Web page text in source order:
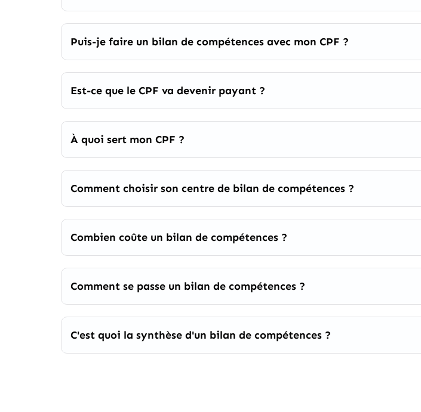
Puis-je faire un bilan de compétences avec mon CPF ?
Est-ce que le CPF va devenir payant ?
À quoi sert mon CPF ?
Comment choisir son centre de bilan de compétences ?
Combien coûte un bilan de compétences ?
Comment se passe un bilan de compétences ?
C'est quoi la synthèse d'un bilan de compétences ?